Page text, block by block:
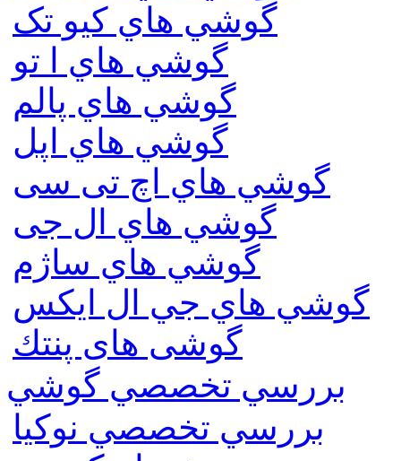
گوشي هاي کیو تک
گوشي هاي ا تو
گوشي هاي پالم
گوشي هاي اپل
گوشي هاي اچ تی سی
گوشي هاي ال جی
گوشي هاي ساژم
گوشي هاي جي ال ايكس
گوشی های پنتك
بررسي تخصصي گوشي
بررسي تخصصي نوكيا